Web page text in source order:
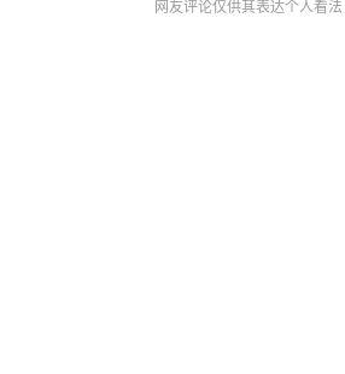
网友评论仅供其表达个人看